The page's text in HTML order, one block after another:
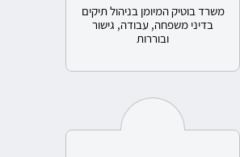
משרד בוטיק המיומן בניהול תיקים
בדיני משפחה, עבודה, גישור
ובוררות